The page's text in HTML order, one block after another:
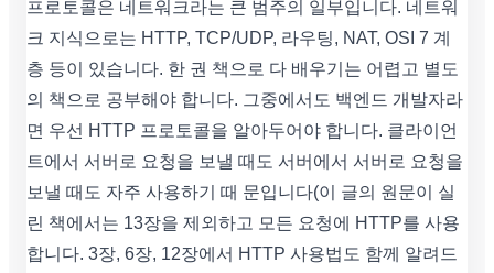
프로토콜은 네트워크라는 큰 범주의 일부입니다. 네트워
크 지식으로는 HTTP, TCP/UDP, 라우팅, NAT, OSI 7 계
층 등이 있습니다. 한 권 책으로 다 배우기는 어렵고 별도
의 책으로 공부해야 합니다. 그중에서도 백엔드 개발자라
면 우선 HTTP 프로토콜을 알아두어야 합니다. 클라이언
트에서 서버로 요청을 보낼 때도 서버에서 서버로 요청을
보낼 때도 자주 사용하기 때 문입니다(이 글의 원문이 실
린 책에서는 13장을 제외하고 모든 요청에 HTTP를 사용
합니다. 3장, 6장, 12장에서 HTTP 사용법도 함께 알려드